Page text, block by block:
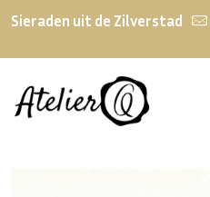
Sieraden uit de Zilverstad